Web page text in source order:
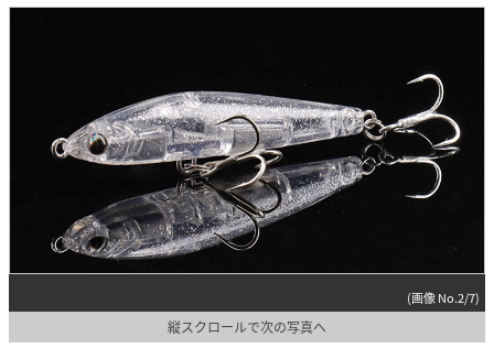
(画像 No.2/7)
縦スクロールで次の写真へ